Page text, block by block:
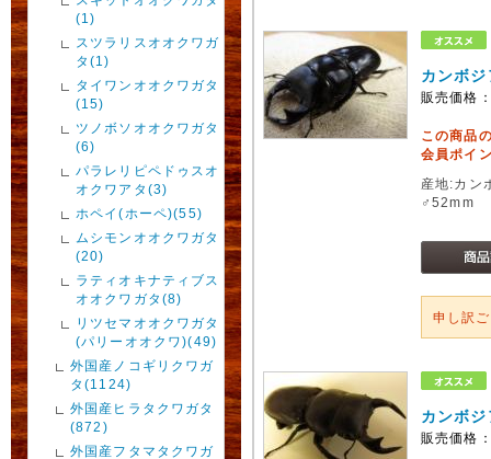
(1)
スツラリスオオクワガ
タ(1)
タイワンオオクワガタ
(15)
ツノボソオオクワガタ
(6)
パラレリピペドゥスオ
オクワアタ(3)
ホペイ(ホーペ)(55)
ムシモンオオクワガタ
(20)
ラティオキナティブス
オオクワガタ(8)
リツセマオオクワガタ
(パリーオオクワ)(49)
外国産ノコギリクワガ
タ(1124)
外国産ヒラタクワガタ
(872)
外国産フタマタクワガ
カンボ
販売価格
この商品
会員ポイ
産地:カン
♂52mm
申し訳
カンボ
販売価格